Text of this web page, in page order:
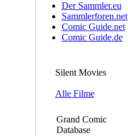
Der Sammler.eu
Sammlerforen.net
Comic Guide.net
Comic Guide.de
Silent Movies
Alle Filme
Grand Comic
Database